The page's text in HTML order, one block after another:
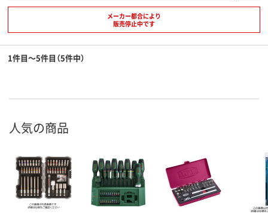
メーカー都合により
販売停止中です
1件目～5件目（5件中）
人気の商品